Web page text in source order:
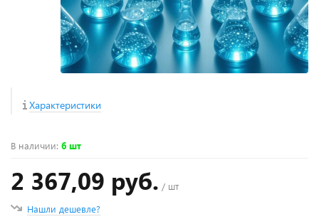
Характеристики
В наличии: 6 шт
2 367,09 руб. / шт
Нашли дешевле?